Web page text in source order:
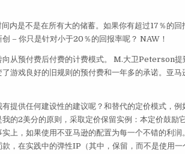
内是不是在所有大的储蓄。如果你有超过17％的
– 你只是针对小于20％的回报率呢？ NAW！
向从预付费后付费的计费模式。 M.大卫Peterson提
游戏良好的旧规则的预付费和一年多的承诺。亚
提供任何建设性的建议呢？和替代的定价模式，
的2美分的原则，采取定价保留实例：本定价鼓励
上，如果使用不亚马逊的配置为每一个不错的利
，在实践中的弹性IP（其中，保留，而不是使用